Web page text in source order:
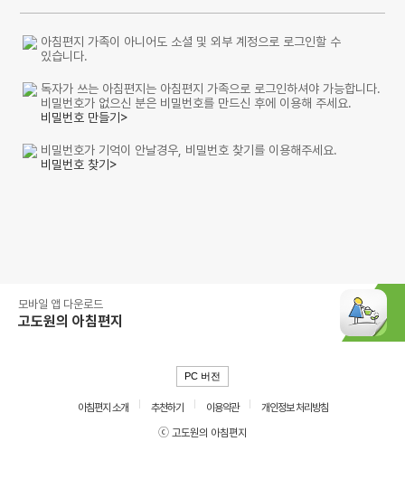
아침편지 가족이 아니어도 소셜 및 외부 계정으로 로그인할 수
있습니다.
독자가 쓰는 아침편지는 아침편지 가족으로 로그인하셔야 가능합니다.
비밀번호가 없으신 분은 비밀번호를 만드신 후에 이용해 주세요.
비밀번호 만들기>
비밀번호가 기억이 안날경우, 비밀번호 찾기를 이용해주세요.
비밀번호 찾기>
모바일 앱 다운로드
고도원의 아침편지
PC 버전
아침편지 소개 추천하기 이용약관
개인정보 처리방침
ⓒ 고도원의 아침편지